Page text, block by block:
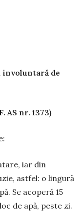
de
AS nr. 1373)
iar din
astfel: o lingură
Se acoperă 15
de apă, peste zi.